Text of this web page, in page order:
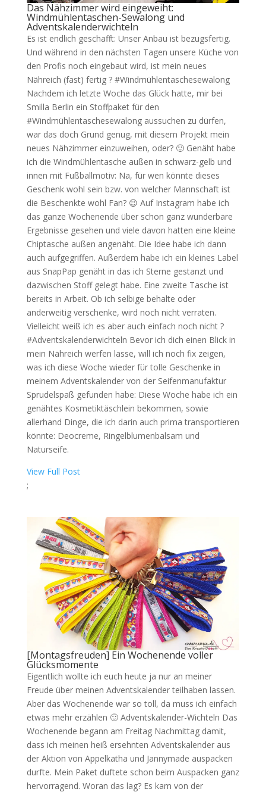
Das Nähzimmer wird eingeweiht:
Windmühlentaschen-Sewalong und
Adventskalenderwichteln
Es ist endlich geschafft: Unser Anbau ist bezugsfertig.
Und während in den nächsten Tagen unsere Küche von
den Profis noch eingebaut wird, ist mein neues
Nähreich (fast) fertig ? #Windmühlentaschesewalong
Nachdem ich letzte Woche das Glück hatte, mir bei
Smilla Berlin ein Stoffpaket für den
#Windmühlentaschesewalong aussuchen zu dürfen,
war das doch Grund genug, mit diesem Projekt mein
neues Nähzimmer einzuweihen, oder? 🙂 Genäht habe
ich die Windmühlentasche außen in schwarz-gelb und
innen mit Fußballmotiv: Na, für wen könnte dieses
Geschenk wohl sein bzw. von welcher Mannschaft ist
die Beschenkte wohl Fan? 😉 Auf Instagram habe ich
das ganze Wochenende über schon ganz wunderbare
Ergebnisse gesehen und viele davon hatten eine kleine
Chiptasche außen angenäht. Die Idee habe ich dann
auch aufgegriffen. Außerdem habe ich ein kleines Label
aus SnapPap genäht in das ich Sterne gestanzt und
dazwischen Stoff gelegt habe. Eine zweite Tasche ist
bereits in Arbeit. Ob ich selbige behalte oder
anderweitig verschenke, wird noch nicht verraten.
Vielleicht weiß ich es aber auch einfach noch nicht ?
#Adventskalenderwichteln Bevor ich dich einen Blick in
mein Nähreich werfen lasse, will ich noch fix zeigen,
was ich diese Woche wieder für tolle Geschenke in
meinem Adventskalender von der Seifenmanufaktur
Sprudelspaß gefunden habe: Diese Woche habe ich ein
genähtes Kosmetiktäschlein bekommen, sowie
allerhand Dinge, die ich darin auch prima transportieren
könnte: Deocreme, Ringelblumenbalsam und
Naturseife.
View Full Post
;
[Montagsfreuden] Ein Wochenende voller
Glücksmomente
Eigentlich wollte ich euch heute ja nur an meiner
Freude über meinen Adventskalender teilhaben lassen.
Aber das Wochenende war so toll, da muss ich einfach
etwas mehr erzählen 🙂 Adventskalender-Wichteln Das
Wochenende begann am Freitag Nachmittag damit,
dass ich meinen heiß ersehnten Adventskalender aus
der Aktion von Appelkatha und Jannymade auspacken
durfte. Mein Paket duftete schon beim Auspacken ganz
hervorragend. Woran das lag? Es kam von der